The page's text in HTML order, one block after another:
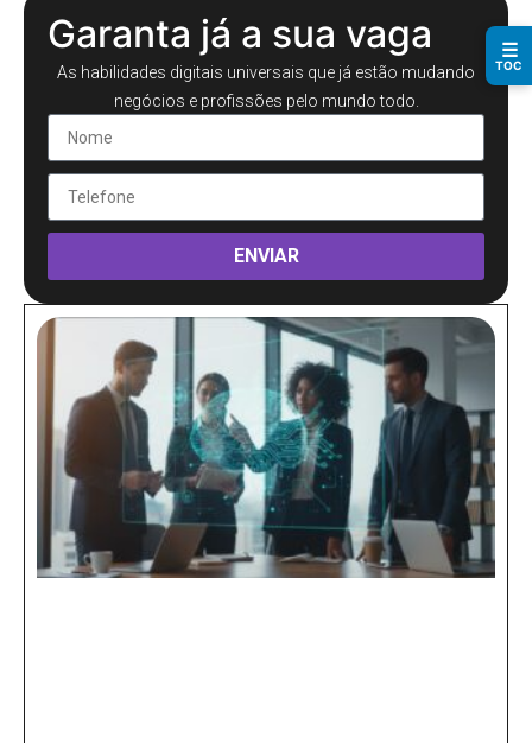
Garanta já a sua vaga
As habilidades digitais universais que já estão mudando
negócios e profissões pelo mundo todo.
ENVIAR
☰
TOC